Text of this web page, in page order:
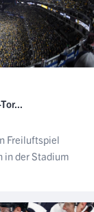
Freiluftspiel
in der Stadium